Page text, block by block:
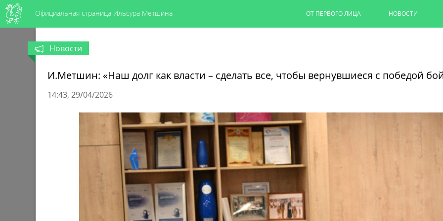
Официальная страница Ильсура Метшина ОТ ПЕРВОГО ЛИЦА НОВОСТИ
Капремонт казанских
Ильсур Метшин провел выездное
Новости
И.Метшин: «Наш долг как власти – сделать все, чтобы вернувшиеся с победой
14:43 29/04/2026